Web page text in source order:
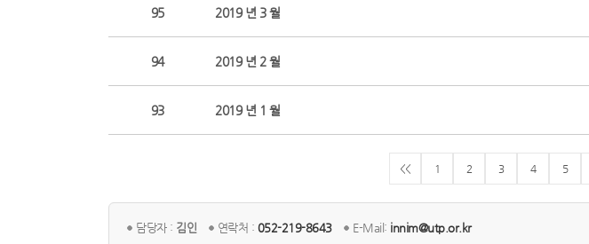
95 2019 년 3 월
94 2019 년 2 월
93 2019 년 1 월
<< 1 2 3 4 5
담당자 : 김인 연락처 : 052-219-8643 E-Mail: innim@utp.or.kr